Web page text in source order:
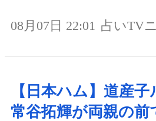
08月07日 22:01 占いTV
【日本ハム】道産
常谷拓輝が両親の前